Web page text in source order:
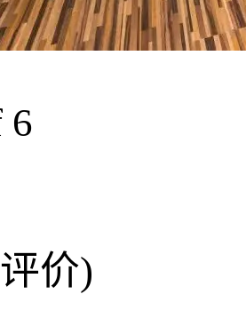
6
价)